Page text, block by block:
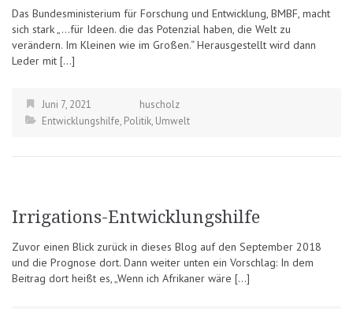
Das Bundesministerium für Forschung und Entwicklung, BMBF, macht
sich stark „…für Ideen. die das Potenzial haben, die Welt zu
verändern. Im Kleinen wie im Großen.“ Herausgestellt wird dann
Leder mit […]
Juni 7, 2021
huscholz
Entwicklungshilfe, Politik, Umwelt
Irrigations-Entwicklungshilfe
Zuvor einen Blick zurück in dieses Blog auf den September 2018
und die Prognose dort. Dann weiter unten ein Vorschlag: In dem
Beitrag dort heißt es, „Wenn ich Afrikaner wäre […]